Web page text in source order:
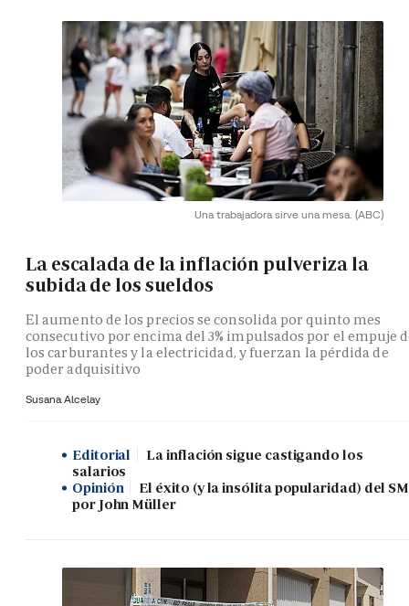
Una trabajadora sirve una mesa. (ABC)
La escalada de la inflación pulveriza la
subida de los sueldos
El aumento de los precios se consolida por quinto mes
consecutivo por encima del 3% impulsados por el empuje
los carburantes y la electricidad, y fuerzan la pérdida de
poder adquisitivo
Susana Alcelay
Editorial
La inflación sigue castigando los
salarios
Opinión
El éxito (y la insólita popularidad) del
por John Müller